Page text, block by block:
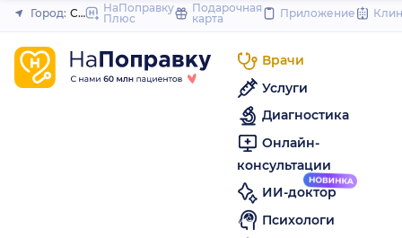
Город: Санкт-Петербург
НаПоправку
Плюс
Подарочная
карта
Приложение
Врачи
Услуги
Диагностика
Онлайн-
консультации
ИИ-доктор
Психологи